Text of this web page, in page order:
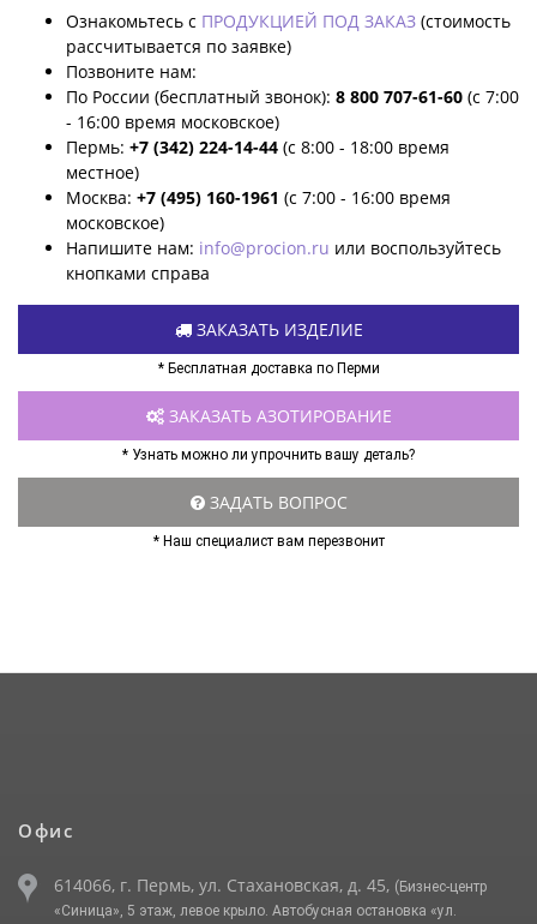
Ознакомьтесь с ПРОДУКЦИЕЙ ПОД ЗАКАЗ (стоимость
рассчитывается по заявке)
Позвоните нам:
По России (бесплатный звонок): 8 800 707-61-60 (с 7:00
- 16:00 время московское)
Пермь: +7 (342) 224-14-44 (с 8:00 - 18:00 время
местное)
Москва: +7 (495) 160-1961 (с 7:00 - 16:00 время
московское)
Напишите нам: info@procion.ru или воспользуйтесь
кнопками справа
ЗАКАЗАТЬ ИЗДЕЛИЕ
* Бесплатная доставка по Перми
ЗАКАЗАТЬ АЗОТИРОВАНИЕ
* Узнать можно ли упрочнить вашу деталь?
ЗАДАТЬ ВОПРОС
* Наш специалист вам перезвонит
Офис
614066, г. Пермь, ул. Стахановская, д. 45, (Бизнес-центр
«Синица», 5 этаж, левое крыло. Автобусная остановка «ул.